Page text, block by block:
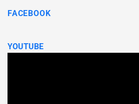
FACEBOOK
YOUTUBE